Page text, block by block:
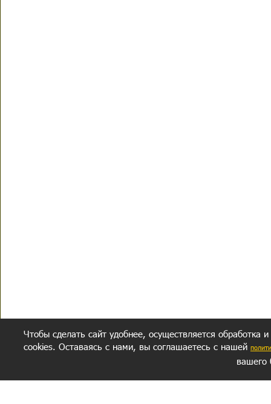
Чтобы сделать сайт удобнее, осуществляется обработка
cookies. Оставаясь с нами, вы соглашаетесь с нашей
вашего